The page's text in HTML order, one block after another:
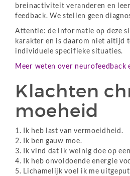
breinactiviteit veranderen en
feedback. We stellen geen
Attentie: de informatie op deze
karakter en is daarom niet altijd
individuele specifieke situaties.
Meer weten over neurofeedback
Klachten
moeheid
1. Ik heb last van vermoeidheid.
2. Ik ben gauw moe.
3. Ik vind dat ik weinig doe op
4. Ik heb onvoldoende energie
5. Lichamelijk voel ik me